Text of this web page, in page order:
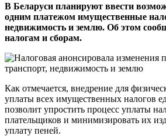
В Беларуси планируют ввести
одним платежом имущественные
недвижимость и землю. Об этом
налогам и сборам.
Как отмечается, внедрение для
уплаты всех имущественных налогов
позволит упростить процесс уплаты
плательщиков и минимизировать их
уплату пеней.